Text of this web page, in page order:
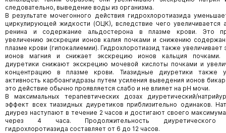
следовательно, выведение воды из организма.
В результате мочегонного действия гидрохлоротиазида
циркулирующей жидкости (ОЦК), вследствие чего увеличивается
ренина и содержание альдостерона в плазме крови. Это
увеличению экскреции ионов калия почками и снижению
плазме крови (гипокалиемии). Гидрохлоротиазид также
ионов магния и снижает экскрецию ионов кальция почками.
диуретики снижают экскрецию мочевой кислоты почками и
концентрацию в плазме крови. Тиазидные диуретики также
активность карбоангидразы путем усиления выведения ионов
это действие обычно проявляется слабо и не влияет на pH мочи.
В максимальных терапевтических дозах диуретический/
эффект всех тиазидных диуретиков приблизительно одинаков.
диурез наступают в течение 2 часов и достигают своего
через 4 часа. Продолжительность диуретического
гидрохлоротиазида составляет от 6 до 12 часов.